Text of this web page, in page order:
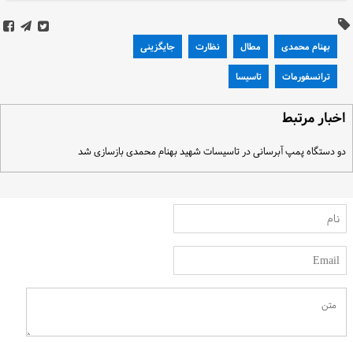
بهنام محمدی مطال نظارت جایگزینی
ترانسفورمات تاسیسا
اخبار مرتبط
دو دستگاه پمپ آبرسانی در تاسیسات شهید بهنام محمدی بازسازی شد